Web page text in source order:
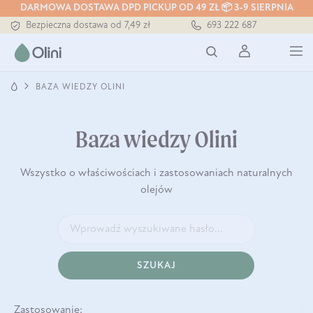
DARMOWA DOSTAWA DPD PICKUP OD 49 ZŁ 📦 3-9 SIERPNIA
Bezpieczna dostawa od 7,49 zł
Darmowa dostawa od 199 zł
Tłoczony zawsze na zimno
693 222 687
BAZA WIEDZY OLINI
Baza wiedzy Olini
Wszystko o właściwościach i zastosowaniach naturalnych
olejów
SZUKAJ
Zastosowanie: